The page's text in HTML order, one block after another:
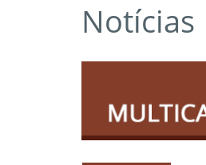
Notícias